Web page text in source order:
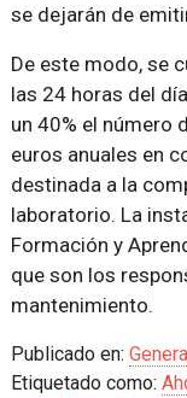
se dejarán de
De este modo, se
las 24 horas del
un 40% el número
euros anuales en
destinada a la
laboratorio. La
Formación y
que son los
mantenimiento.
Publicado en:
Etiquetado como: